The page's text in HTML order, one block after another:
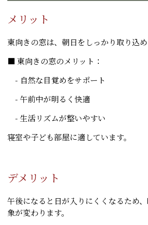
メリット
東向きの窓は、朝日をしっかり取り込め
■ 東向きの窓のメリット：
- 自然な目覚めをサポート
- 午前中が明るく快適
- 生活リズムが整いやすい
寝室や子ども部屋に適しています。
デメリット
午後になると日が入りにくくなるため
象が変わります。